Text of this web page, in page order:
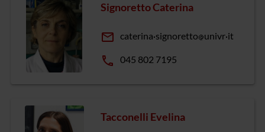
Signoretto Caterina
email caterina signoretto univr it
phone 045 802 7195
Tacconelli Evelina